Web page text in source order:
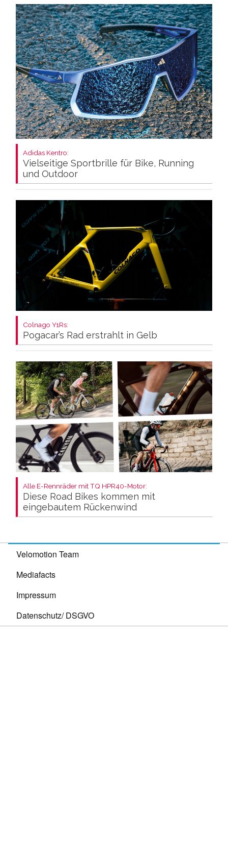
Adidas Kentro:
Vielseitige Sportbrille für Bike, Running
und Outdoor
Colnago Y1Rs:
Pogacar’s Rad erstrahlt in Gelb
Alle E-Rennräder mit TQ HPR40-Motor:
Diese Road Bikes kommen mit
eingebautem Rückenwind
Velomotion Team
Mediafacts
Impressum
Datenschutz/ DSGVO